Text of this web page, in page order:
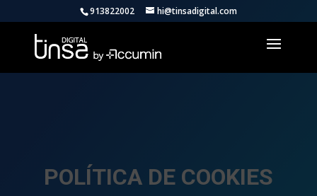
913822002 hi@tinsadigital.com
POLÍTICA DE COOKIES